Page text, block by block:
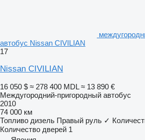
автобус Nissan CIVILIAN
17
Nissan CIVILIAN
16 050 $ ≈ 278 400 MDL ≈ 13 890 €
Междугородний-пригородный автобус
2010
74 000 км
Топливо дизель Правый руль ✓
Количество дверей 1